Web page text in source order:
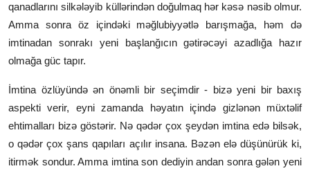
qanadlarını silkələyib küllərindən doğulmaq hər kəsə nəsib olmur.
Amma sonra öz içindəki məğlubiyyətlə barışmağa, həm də
imtinadan sonrakı yeni başlanğıcın gətirəcəyi azadlığa hazır
olmağa güc tapır.
İmtina özlüyündə ən önəmli bir seçimdir - bizə yeni bir baxış
aspekti verir, eyni zamanda həyatın içində gizlənən müxtəlif
ehtimalları bizə göstərir. Nə qədər çox şeydən imtina edə bilsək,
o qədər çox şans qapıları açılır insana. Bəzən elə düşünürük ki,
itirmək sondur. Amma imtina son dediyin andan sonra gələn yeni